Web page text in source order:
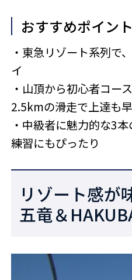
おすすめポイント
・東急リゾート系列で
イ
・山頂から初心者コー
2.5kmの滑走で上達も
・中級者に魅力的な3
練習にもぴったり
リゾート感
五竜＆